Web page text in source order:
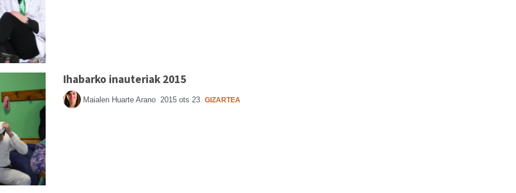
Ihabarko inauteriak 2015
Maialen Huarte Arano 2015 ots 23 GIZARTEA